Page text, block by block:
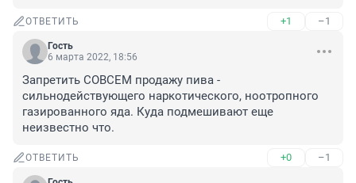
ОТВЕТИТЬ +1 –1
Гость
6 марта 2022, 18:56
Запретить СОВСЕМ продажу пива -
сильнодействующего наркотического, ноотропного
газированного яда. Куда подмешивают еще
неизвестно что.
ОТВЕТИТЬ +0 –1